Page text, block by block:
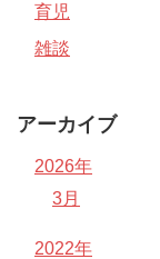
育児
雑談
アーカイブ
2026年
3月
2022年